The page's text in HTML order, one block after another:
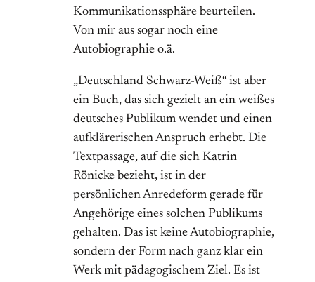
Kommunikationssphäre beurteilen.
Von mir aus sogar noch eine
Autobiographie o.ä.
„Deutschland Schwarz-Weiß“ ist aber
ein Buch, das sich gezielt an ein weißes
deutsches Publikum wendet und einen
aufklärerischen Anspruch erhebt. Die
Textpassage, auf die sich Katrin
Rönicke bezieht, ist in der
persönlichen Anredeform gerade für
Angehörige eines solchen Publikums
gehalten. Das ist keine Autobiographie,
sondern der Form nach ganz klar ein
Werk mit pädagogischem Ziel. Es ist